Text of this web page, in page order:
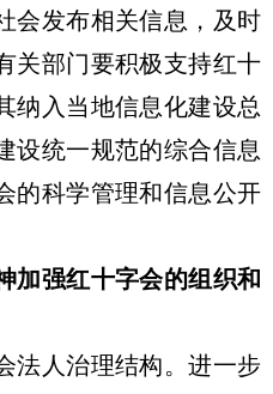
会发布相关信息，及时
关部门要积极支持红十
纳入当地信息化建设总
设统一规范的综合信息
的科学管理和信息公开
加强红十字会的组织和
人治理结构。进一步